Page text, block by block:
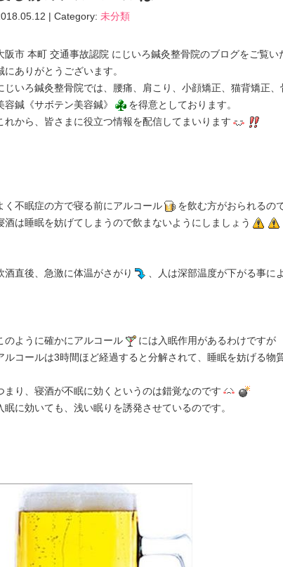
| Category: 未分類
阪市 本町 交通事故認院 にじいろ鍼灸整骨院のブログをご覧い
にありがとうございます。
じいろ鍼灸整骨院では、腰痛、肩こり、小顔矯正、猫背矯正、
容鍼《サボテン美容鍼》
を得意としております。
れから、皆さまに役立つ情報を配信してまいります
く不眠症の方で寝る前にアルコール
を飲む方がおられるの
酒は睡眠を妨げてしまうので飲まないようにしましょう
酒直後、急激に体温がさがり 、人は深部温度が下がる事
のように確かにアルコール
には入眠作用があるわけですが
ルコールは3時間ほど経過すると分解されて、睡眠を妨げる物
まり、寝酒が不眠に効くというのは錯覚なのです
眠に効いても、浅い眠りを誘発させているのです。